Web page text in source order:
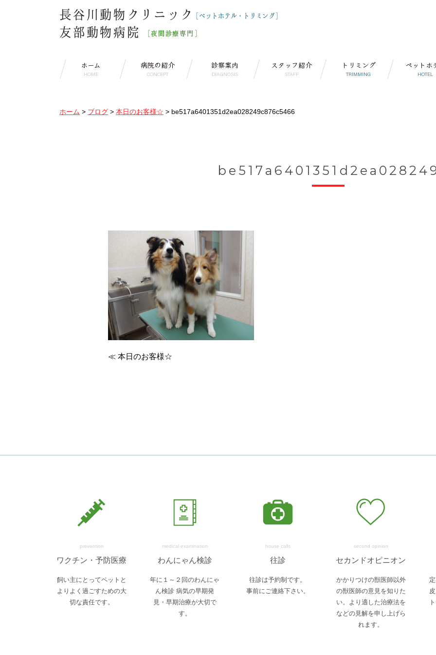
ホーム
HOME
病院の紹介
CONCEPT
診察案内
DIAGNOSIS
スタッフ紹介
STAFF
トリミング
TRIMMING
ペットホ
HOTEL
ホーム > ブログ > 本日のお客様☆ > be517a6401351d2ea028249c876c5466
≪ 本日のお客様☆
prevention
ワクチン・予防医療
飼い主にとってペットと
よりよく過ごすための大
切な責任です。
medical examination
わんにゃん検診
年に１～２回のわんにゃ
ん検診 病気の早期発
見・早期治療が大切で
す。
house calls
往診
往診は予約制です。
事前にご連絡下さい。
second opinion
セカンドオピニオン
かかりつけの獣医師以外
の獣医師の意見を知りた
い。より適した治療法を
などの見解を申し上げら
れます。